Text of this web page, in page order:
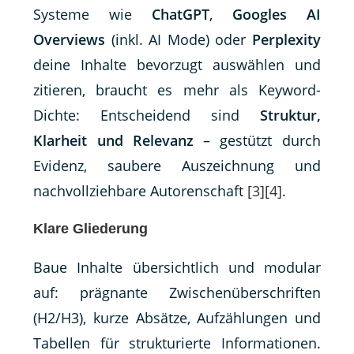
Systeme wie ChatGPT, Googles AI
Overviews (inkl. AI Mode) oder Perplexity
deine Inhalte bevorzugt auswählen und
zitieren, braucht es mehr als Keyword-
Dichte: Entscheidend sind Struktur,
Klarheit und Relevanz – gestützt durch
Evidenz, saubere Auszeichnung und
nachvollziehbare Autorenschaft [3][4].
Klare Gliederung
Baue Inhalte übersichtlich und modular
auf: prägnante Zwischenüberschriften
(H2/H3), kurze Absätze, Aufzählungen und
Tabellen für strukturierte Informationen.